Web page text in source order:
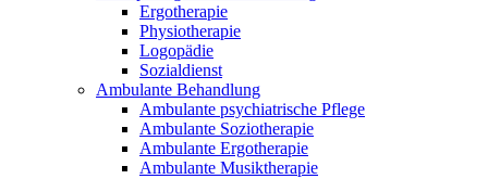
Ergotherapie
Physiotherapie
Logopädie
Sozialdienst
Ambulante Behandlung
Ambulante psychiatrische Pflege
Ambulante Soziotherapie
Ambulante Ergotherapie
Ambulante Musiktherapie